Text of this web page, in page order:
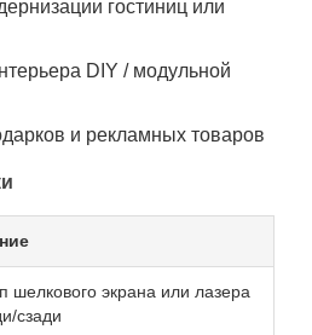
гостиниц или
DIY / модульной
и рекламных товаров
шелкового экрана или лазера
сзади